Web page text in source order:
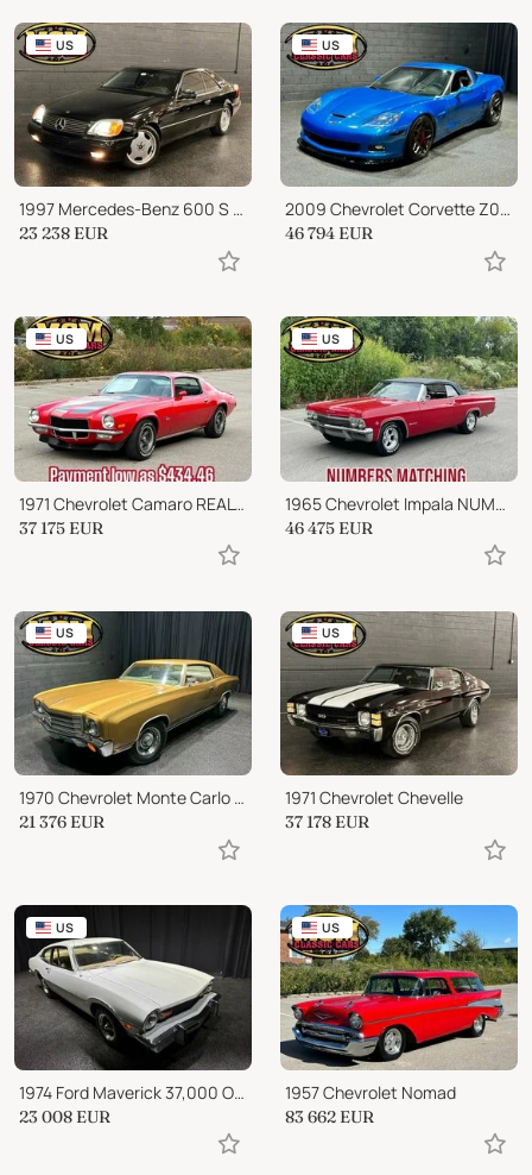
US
1997 Mercedes-Benz 600 S 600 2dr Coupe
23 238 EUR
US
2009 Chevrolet Corvette Z06 2dr Coupe w/2LZ
46 794 EUR
US
1971 Chevrolet Camaro REAL NICE RESTORATION! FULLY LOADED!!
37 175 EUR
US
1965 Chevrolet Impala NUMBERS MATCHING
46 475 EUR
US
1970 Chevrolet Monte Carlo SLICK VINTAGE CLASSIC MONTE AVAILABLE!
21 376 EUR
US
1971 Chevrolet Chevelle
37 178 EUR
US
1974 Ford Maverick 37,000 ORIGINAL MILES 302ci
23 008 EUR
US
1957 Chevrolet Nomad
83 662 EUR